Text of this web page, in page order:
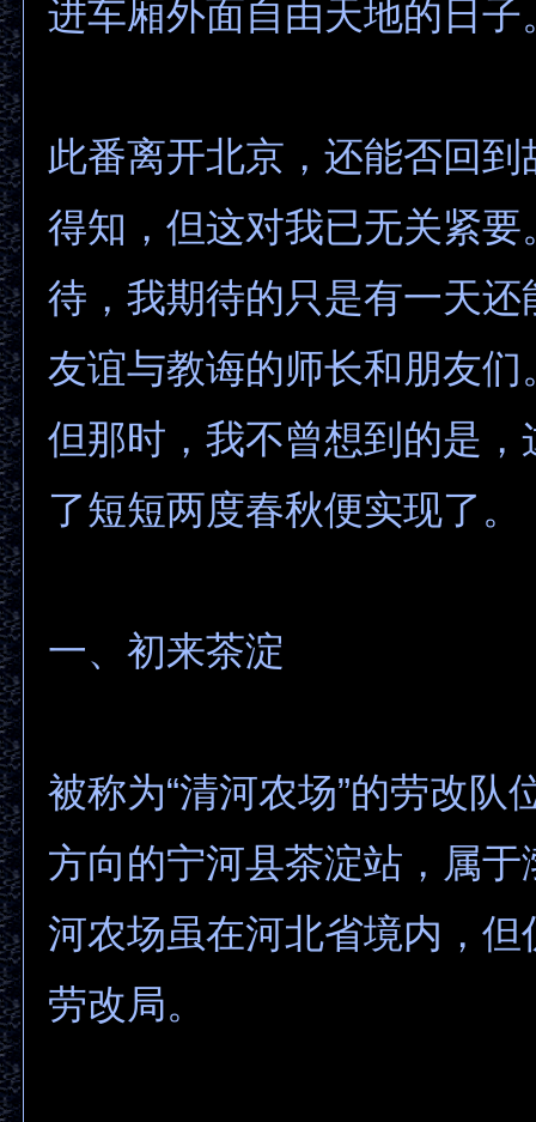
进车厢外面自由天地的日子
此番离开北京，还能否回到
得知，但这对我已无关紧要
待，我期待的只是有一天还
友谊与教诲的师长和朋友们
但那时，我不曾想到的是，
了短短两度春秋便实现了。
一、初来茶淀
被称为“清河农场”的劳改队
方向的宁河县茶淀站，属于
河农场虽在河北省境内，但
劳改局。